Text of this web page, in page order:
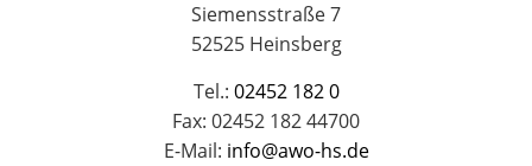
Siemensstraße 7
52525 Heinsberg
Tel.: 02452 182 0
Fax: 02452 182 44700
E-Mail: info@awo-hs.de